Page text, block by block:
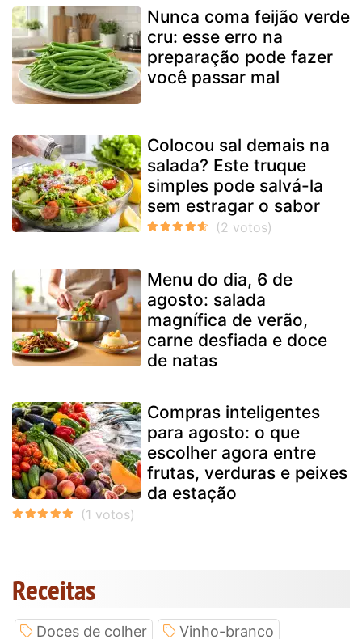
Nunca coma feijão verde
cru: esse erro na
preparação pode fazer
você passar mal
Colocou sal demais na
salada? Este truque
simples pode salvá-la
sem estragar o sabor
Menu do dia, 6 de
agosto: salada
magnífica de verão,
carne desfiada e doce
de natas
Compras inteligentes
para agosto: o que
escolher agora entre
frutas, verduras e peixes
da estação
Receitas
Doces de colher
Vinho-branco